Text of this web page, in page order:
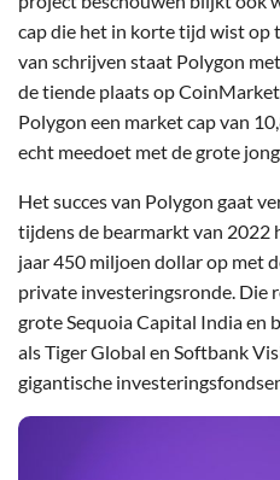
cap die het in korte tijd wist op
van schrijven staat Polygon
de tiende plaats op
Polygon een market cap van
echt meedoet met de grote
Het succes van Polygon gaat
tijdens de bearmarkt van 2022
jaar 450 miljoen dollar op met
private investeringsronde. Die
grote Sequoia Capital India en
als Tiger Global en Softbank
gigantische